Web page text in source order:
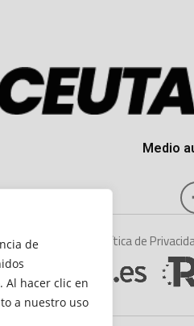
de
Al hacer clic en
a nuestro uso
Medio
de Cookies Política de